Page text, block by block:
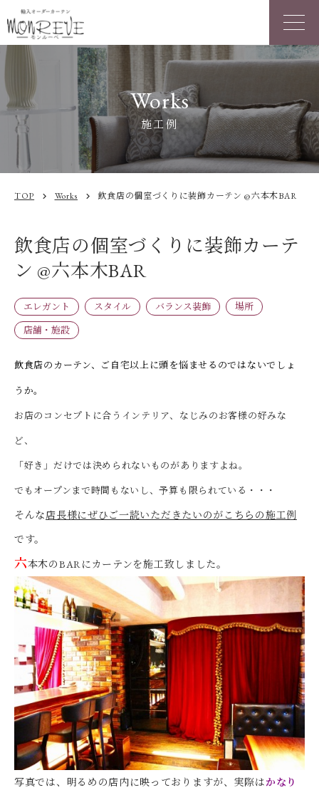
Works
施工例
TOP chevron_right Works chevron_right 飲食店の個室づくりに装飾カーテン @六本木BAR
飲食店の個室づくりに装飾カーテ
ン @六本木BAR
エレガント スタイル バランス装飾
場所
店舗・施設
飲食店のカーテン、ご自宅以上に頭を悩ませるのではないでしょ
うか。
お店のコンセプトに合うインテリア、なじみのお客様の好みな
ど、
「好き」だけでは決められないものがありますよね。
でもオープンまで時間もないし、予算も限られている・・・
そんな店長様にぜひご一読いただきたいのがこちらの施工例
です。
六本木のBARにカーテンを施工致しました。
写真では、明るめの店内に映っておりますが、実際はかなり